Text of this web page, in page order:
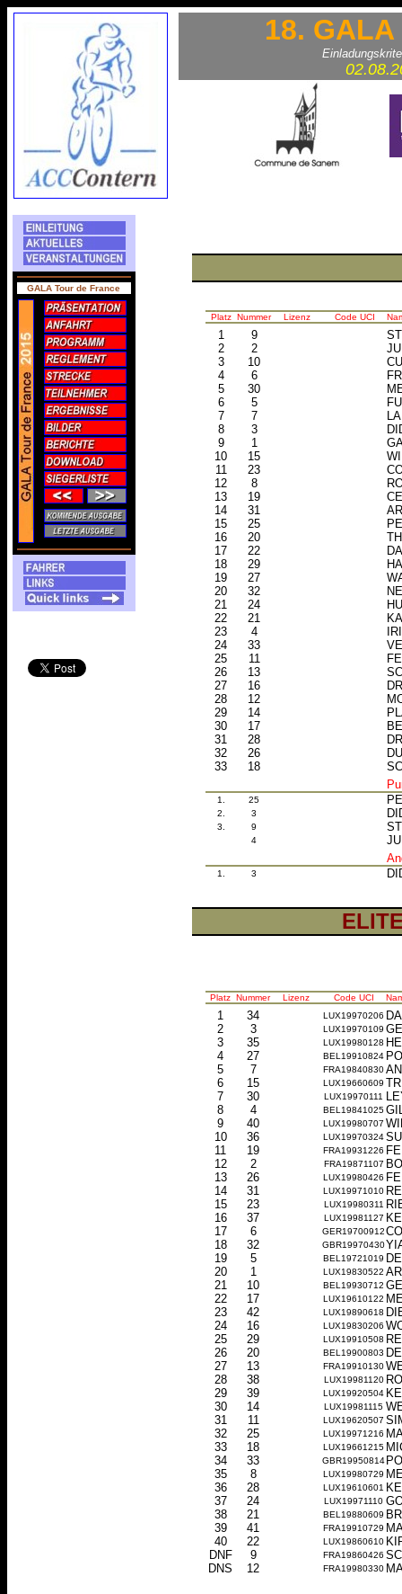
GALA Tour de France
18.
Platz Nummer Lizenz Code UCI
1 9
2
2
3
10
4
6
5
30
6
5
7
7
8
3
9
1
10
15
11
23
12
8
13
19
14
31
15
25
16
20
17
22
18
29
19
27
20
32
21
24
22
21
23
4
24
33
25
11
26
13
27
16
28
12
29
14
30
17
31
28
32
26
33
18
1. 25
2. 3
3. 9
4
1. 3
Platz Nummer Lizenz Code UCI
1 34 LUX19970206
2
3 LUX19970109
3
35 LUX19980128
4
27 BEL19910824
5
7 FRA19840830
6
15 LUX19660609
7
30 LUX19970111
8
4 BEL19841025
9
40 LUX19980707
10
36 LUX19970324
11
19 FRA19931226
12
2 FRA19871107
13
26 LUX19980426
14
31 LUX19971010
15
23 LUX19980311
16
37 LUX19981127
17
6 GER19700912
18
32 GBR19970430
19
5 BEL19721019
20
1 LUX19830522
21
10 BEL19930712
22
17 LUX19610122
23
42 LUX19890618
24
16 LUX19830206
25
29 LUX19910508
26
20 BEL19900803
27
13 FRA19910130
28
38 LUX19981120
29
39 LUX19920504
30
14 LUX19981115
31
11 LUX19620507
32
25 LUX19971216
33
18 LUX19661215
34
33 GBR19950814
35
8 LUX19980729
36
28 LUX19610601
37
24 LUX19971110
38
21 BEL19880609
39
41 FRA19910729
40
22 LUX19860610
DNF
9 FRA19860426
DNS
12 FRA19980330